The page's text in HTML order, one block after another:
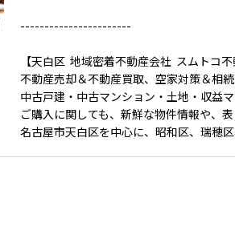
-----------------------
【天白区 地域密着不動産会社 スムトコ不
不動産売却＆不動産買取、空家対策＆相
中古戸建・中古マンション・土地・収益
ご購入に関しても、新鮮な物件情報や、
名古屋市天白区を中心に、昭和区、瑞穂